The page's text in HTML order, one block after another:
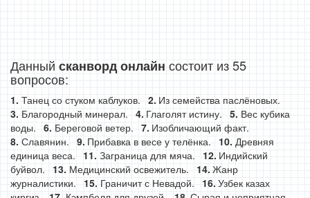
Данный сканворд онлайн состоит из 55
вопросов:
Танец со стуком каблуков.
Из семейства паслёновых.
Благородный минерал.
Глаголят истину.
Вес кубика
воды.
Береговой ветер.
Изобличающий факт.
Славянин.
Прибавка в весе у телёнка.
Древняя
единица веса.
Заграница для мяча.
Индийский
буйвол.
Медицинский освежитель.
Жанр
журналистики.
Граничит с Невадой.
Узбек казах